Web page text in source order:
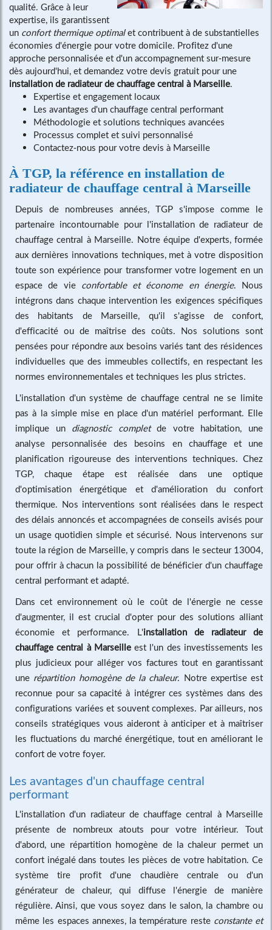
qualité. Grâce à leur
expertise, ils garantissent
un confort thermique optimalet contribuent à de substantielles
économies d'énergie pour votre domicile. Profitez d'une
approche personnalisée et d'un accompagnement sur-mesure
dès aujourd'hui, et demandez votre devis gratuit pour une
installation de radiateur de chauffage central à Marseille.
Expertise et engagement locaux
Les avantages d'un chauffage central performant
Méthodologie et solutions techniques avancées
Processus complet et suivi personnalisé
Contactez-nous pour votre devis à Marseille
À TGP, la référence en installation de
radiateur de chauffage central à Marseille
Depuis de nombreuses années, TGP s'impose comme le
partenaire incontournable pour l'installation de radiateur de
chauffage central à Marseille. Notre équipe d'experts, formée
aux dernières innovations techniques, met à votre disposition
toute son expérience pour transformer votre logement en un
espace de vie confortable et économe en énergie. Nous
intégrons dans chaque intervention les exigences spécifiques
des habitants de Marseille, qu'il s'agisse de confort,
d'efficacité ou de maîtrise des coûts. Nos solutions sont
pensées pour répondre aux besoins variés tant des résidences
individuelles que des immeubles collectifs, en respectant les
normes environnementales et techniques les plus strictes.
L'installation d'un système de chauffage central ne se limite
pas à la simple mise en place d'un matériel performant. Elle
implique un diagnostic completde votre habitation, une
analyse personnalisée des besoins en chauffage et une
planification rigoureuse des interventions techniques. Chez
TGP, chaque étape est réalisée dans une optique
d'optimisation énergétique et d'amélioration du confort
thermique. Nos interventions sont réalisées dans le respect
des délais annoncés et accompagnées de conseils avisés pour
un usage quotidien simple et sécurisé. Nous intervenons sur
toute la région de Marseille, y compris dans le secteur 13004,
pour offrir à chacun la possibilité de bénéficier d'un chauffage
central performant et adapté.
Dans cet environnement où le coût de l'énergie ne cesse
d'augmenter, il est crucial d'opter pour des solutions alliant
économie et performance. L'installation de radiateur de
chauffage central à Marseilleest l'un des investissements les
plus judicieux pour alléger vos factures tout en garantissant
une répartition homogène de la chaleur. Notre expertise est
reconnue pour sa capacité à intégrer ces systèmes dans des
configurations variées et souvent complexes. Par ailleurs, nos
conseils stratégiques vous aideront à anticiper et à maîtriser
les fluctuations du marché énergétique, tout en améliorant le
confort de votre foyer.
Les avantages d'un chauffage central
performant
L'installation d'un radiateur de chauffage central à Marseille
présente de nombreux atouts pour votre intérieur. Tout
d'abord, une répartition homogène de la chaleur permet un
confort inégalé dans toutes les pièces de votre habitation. Ce
système tire profit d'une chaudière centrale ou d'un
générateur de chaleur, qui diffuse l'énergie de manière
régulière. Ainsi, que vous soyez dans le salon, la chambre ou
même les espaces annexes, la température reste constante et